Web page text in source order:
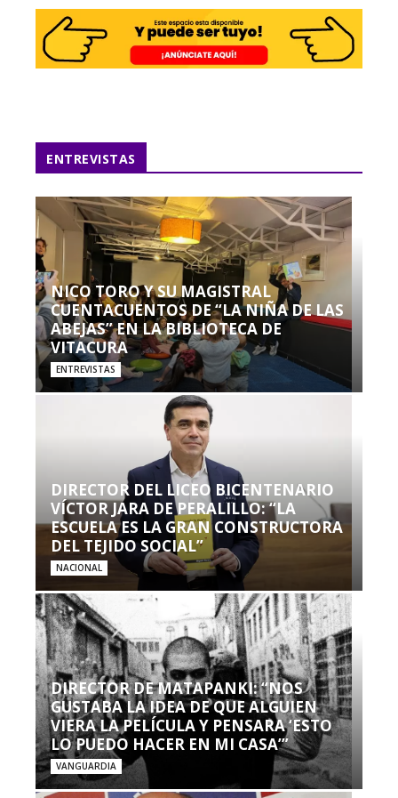
ENTREVISTAS
NICO TORO Y SU MAGISTRAL
CUENTACUENTOS DE “LA NIÑA DE LAS
ABEJAS” EN LA BIBLIOTECA DE
VITACURA
ENTREVISTAS
DIRECTOR DEL LICEO BICENTENARIO
VÍCTOR JARA DE PERALILLO: “LA
ESCUELA ES LA GRAN CONSTRUCTORA
DEL TEJIDO SOCIAL”
NACIONAL
DIRECTOR DE MATAPANKI: “NOS
GUSTABA LA IDEA DE QUE ALGUIEN
VIERA LA PELÍCULA Y PENSARA ‘ESTO
LO PUEDO HACER EN MI CASA’”
VANGUARDIA